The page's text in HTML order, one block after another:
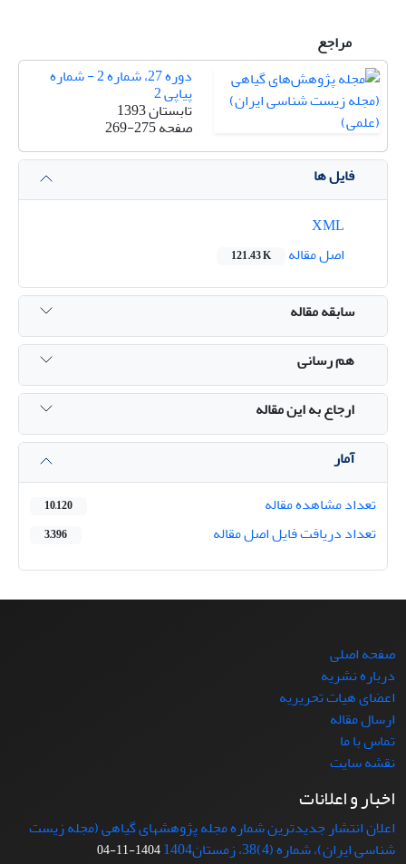
مراجع
دوره 27، شماره 2 - شماره
پیاپی 2
تابستان 1393
صفحه269-275
فایل ها
اصل مقاله
121.43 K
سابقه مقاله
هم رسانی
ارجاع به این مقاله
آمار
تعداد مشاهده مقاله
10,120
تعداد دریافت فایل اصل مقاله 3,396
صفحه اصلی
درباره نشریه
اعضای هیات تحریریه
ارسال مقاله
تماس با ما
نقشه سایت
اخبار و اعلانات
اعلان انتشار جدیدترین شماره مجله پژوهشهای گیاهی (مجله زیست
شناسی ایران)، شماره (4)38، زمستان1404
1404-11-04